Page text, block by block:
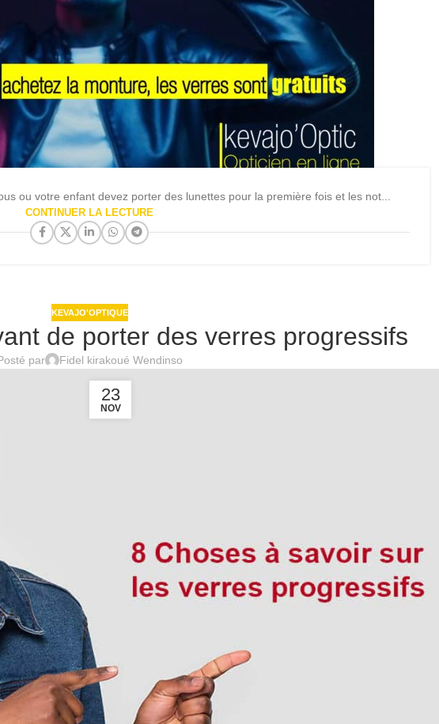
ou votre enfant devez porter des lunettes pour la première fois et les not...
CONTINUER LA LECTURE
KEVAJO'OPTIQUE
de porter des verres progressifs
par Fidel kirakoué Wendinso
23
NOV